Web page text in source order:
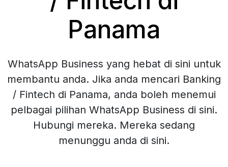
Panama
WhatsApp Business yang hebat di sini untuk
membantu anda. Jika anda mencari Banking
/ Fintech di Panama, anda boleh menemui
pelbagai pilihan WhatsApp Business di sini.
Hubungi mereka. Mereka sedang
menunggu anda di sini.